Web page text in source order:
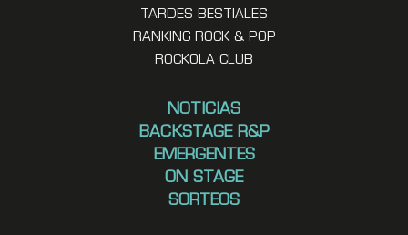
TARDES BESTIALES
RANKING ROCK & POP
ROCKOLA CLUB
NOTICIAS
BACKSTAGE R&P
EMERGENTES
ON STAGE
SORTEOS